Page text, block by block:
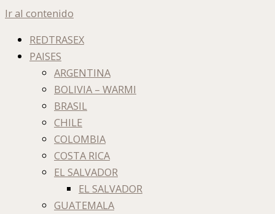
Ir al contenido
REDTRASEX
PAISES
ARGENTINA
BOLIVIA – WARMI
BRASIL
CHILE
COLOMBIA
COSTA RICA
EL SALVADOR
EL SALVADOR
GUATEMALA